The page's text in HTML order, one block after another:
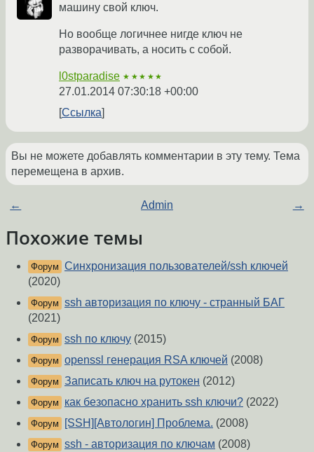
машину свой ключ.
Но вообще логичнее нигде ключ не
разворачивать, а носить с собой.
l0stparadise ★★★★★
27.01.2014 07:30:18 +00:00
Ссылка
Вы не можете добавлять комментарии в эту тему. Тема
перемещена в архив.
← Admin →
Похожие темы
Форум Синхронизация пользователей/ssh ключей
(2020)
Форум ssh авторизация по ключу - странный БАГ
(2021)
Форум ssh по ключу (2015)
Форум openssl генерация RSA ключей (2008)
Форум Записать ключ на рутокен (2012)
Форум как безопасно хранить ssh ключи? (2022)
Форум [SSH][Автологин] Проблема. (2008)
Форум ssh - авторизация по ключам (2008)